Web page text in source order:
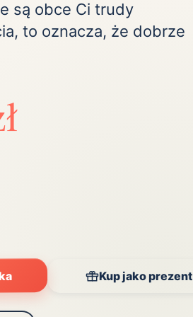
Zobacz wszystkie
są obce Ci trudy
to oznacza, że dobrze
Kup jako prezent